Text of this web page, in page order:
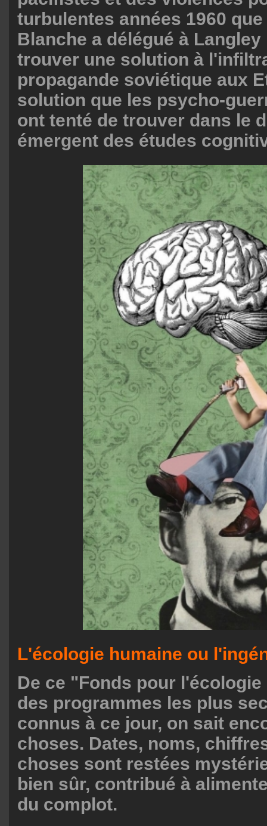
turbulentes années 1960
Blanche a délégué à
trouver une solution à
propagande soviétique aux
solution que les psycho-
ont tenté de trouver dans le
émergent des études
L'écologie humaine ou
De ce "Fonds pour
des programmes les plus
connus à ce jour, on sait
choses. Dates, noms,
choses sont restées
bien sûr, contribué à
du complot.